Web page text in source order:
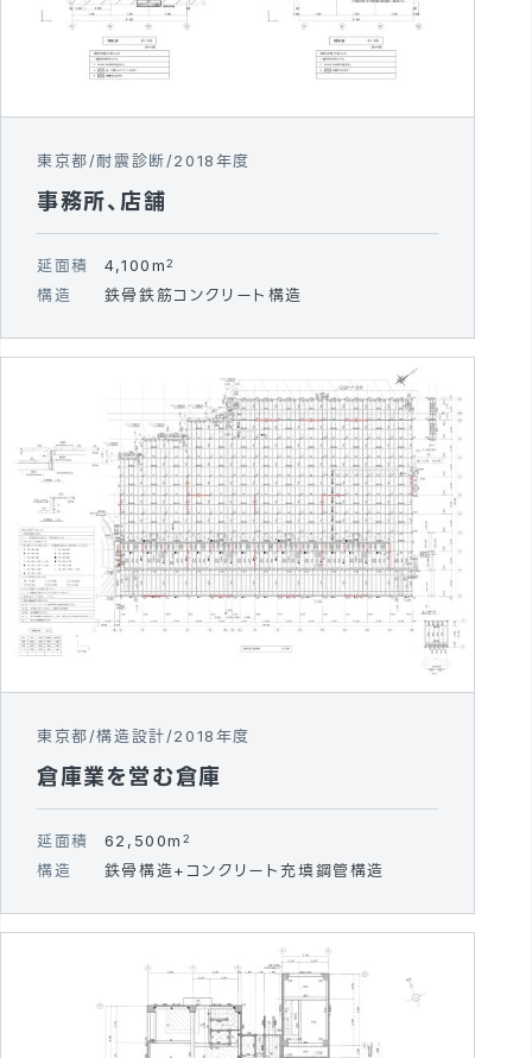
東京都 耐震診断 2018年度
事務所、店舗
延面積 4,100m2
構造 鉄骨鉄筋コンクリート構造
東京都 構造設計 2018年度
倉庫業を営む倉庫
延面積 62,500m 2
構造 鉄骨構造+コンクリート充填鋼管構造